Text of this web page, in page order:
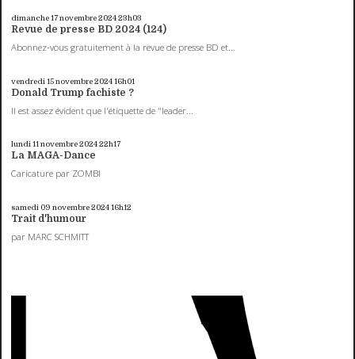
dimanche 17novembre 202423h03
Revue de presse BD 2024 (124)
Abonnez-vous gratuitement à la revue de presse BD et...
vendredi 15novembre 202416h01
Donald Trump fachiste ?
Il est assez évident que l'étiquette de "leader...
lundi 11novembre 202422h17
La MAGA-Dance
Caricature par ZOMBI
samedi 09 novembre 202416h12
Trait d'humour
par MARC SCHMITT